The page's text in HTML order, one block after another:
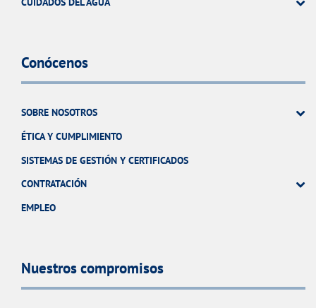
Conócenos
SOBRE NOSOTROS
ÉTICA Y CUMPLIMIENTO
SISTEMAS DE GESTIÓN Y CERTIFICADOS
CONTRATACIÓN
EMPLEO
Nuestros compromisos